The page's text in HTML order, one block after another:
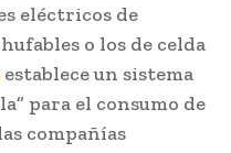
eléctricos de
o los de celda
establece un sistema
para el consumo de
compañías